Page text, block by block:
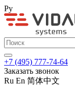
Ру
+7 (495) 777-74-64
Заказать звонок
Ru En 简体中文